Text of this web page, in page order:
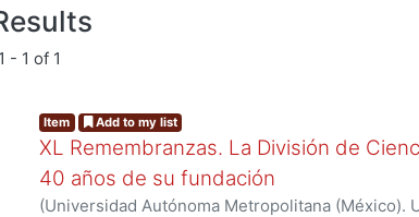
1 - 1 of 1
Item Add to my list
XL Remembranzas. La División de
40 años de su fundación
(Universidad Autónoma Metropolitana (México).